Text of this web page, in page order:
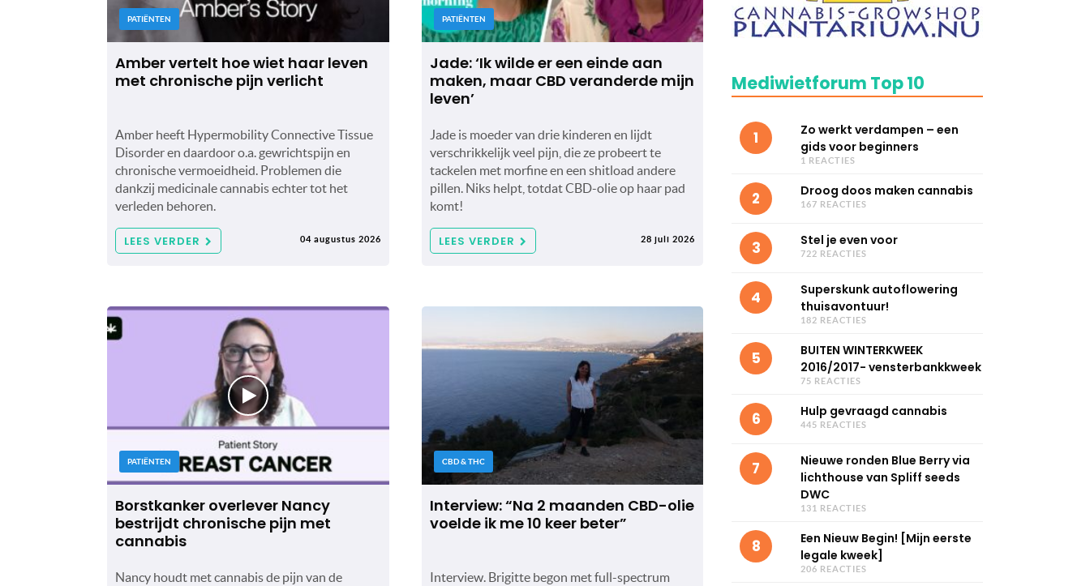
PATIËNTEN
Amber vertelt hoe wiet haar leven
met chronische pijn verlicht
Amber heeft Hypermobility Connective Tissue
Disorder en daardoor o.a. gewrichtspijn en
chronische vermoeidheid. Problemen die
dankzij medicinale cannabis echter tot het
verleden behoren.
LEES VERDER 04 augustus 2026
PATIËNTEN
Jade: ‘Ik wilde er een einde aan
maken, maar CBD veranderde mijn
leven’
Jade is moeder van drie kinderen en lijdt
verschrikkelijk veel pijn, die ze probeert te
tackelen met morfine en een shitload andere
pillen. Niks helpt, totdat CBD-olie op haar pad
komt!
LEES VERDER 28 juli 2026
PATIËNTEN
Borstkanker overlever Nancy
bestrijdt chronische pijn met
cannabis
Nancy houdt met cannabis de pijn van de
CBD & THC
Interview: “Na 2 maanden CBD-olie
voelde ik me 10 keer beter”
Interview. Brigitte begon met full-spectrum
Mediwietforum Top 10
1
Zo werkt verdampen – een
gids voor beginners
1 REACTIES
2 Droog doos maken cannabis
167 REACTIES
3 Stel je even voor
722 REACTIES
4
Superskunk autoflowering
thuisavontuur!
182 REACTIES
5
BUITEN WINTERKWEEK
2016/2017- vensterbankkweek
75 REACTIES
6 Hulp gevraagd cannabis
445 REACTIES
7
Nieuwe ronden Blue Berry via
lichthouse van Spliff seeds
DWC
131 REACTIES
8
Een Nieuw Begin! [Mijn eerste
legale kweek]
206 REACTIES